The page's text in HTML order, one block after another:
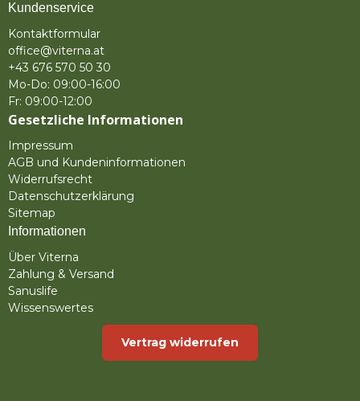
Kundenservice
Kontaktformular
office@viterna.at
+43 676 570 50 30
Mo-Do: 09:00-16:00
Fr: 09:00-12:00
Gesetzliche Informationen
Impressum
AGB und Kundeninformationen
Widerrufsrecht
Datenschutzerklärung
Sitemap
Informationen
Über Viterna
Zahlung & Versand
Sanuslife
Wissenswertes
Vertrag widerrufen